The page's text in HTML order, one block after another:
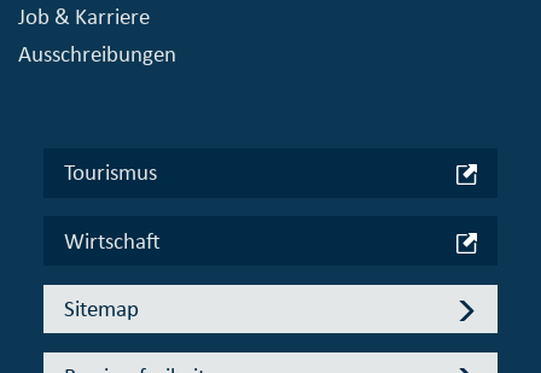
Job & Karriere
Ausschreibungen
Tourismus
Wirtschaft
Sitemap